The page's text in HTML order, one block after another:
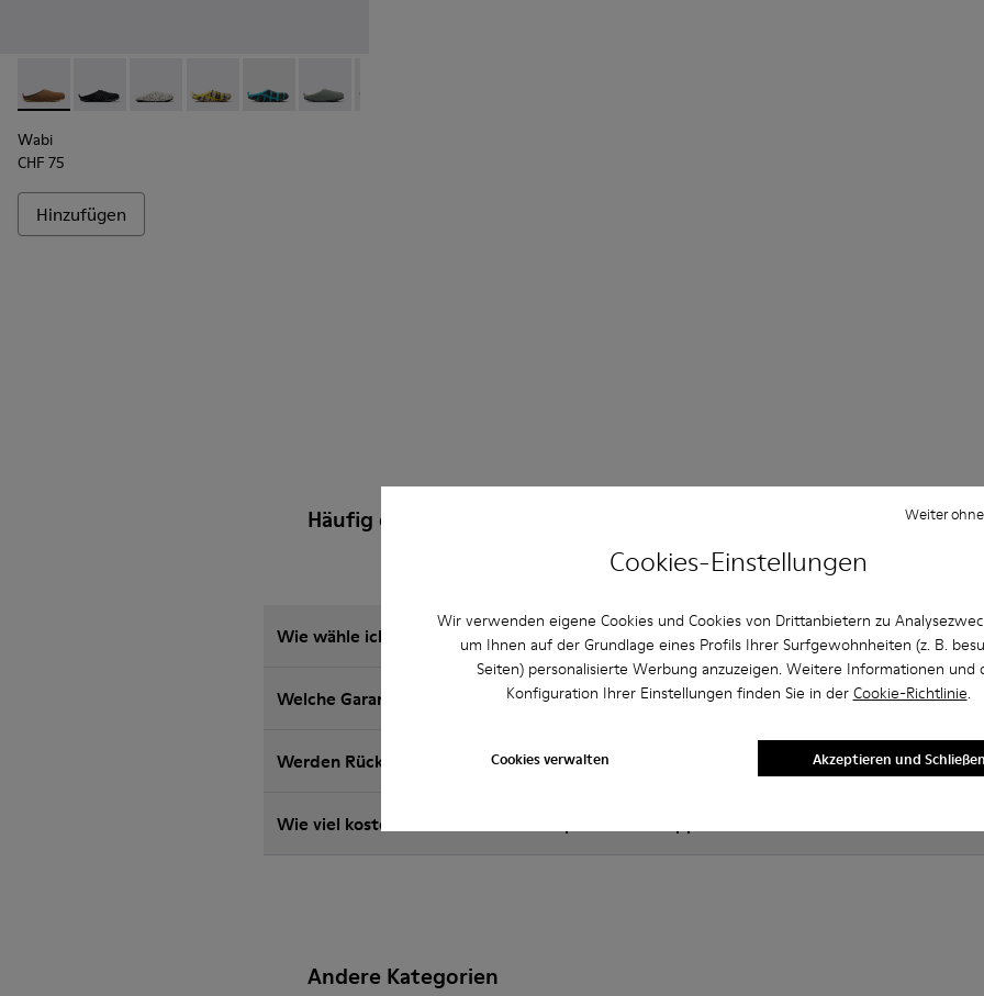
Cookies-Einstellungen
Wir verwenden eigene Cookies und Cookies von Drittanbietern zu
um Ihnen auf der Grundlage eines Profils Ihrer Surfgewohnheiten (z. B.
Seiten) personalisierte Werbung anzuzeigen. Weitere Informationen und
Konfiguration Ihrer Einstellungen finden Sie in der Cookie-Richtlinie.
Cookies verwalten
Weiter
Akzeptieren und Schließen
Wabi - 20889-082 - Brown
Wabi - 20889-144
Wabi - 20889-143
Wabi - 20889-139
Wabi - 20889-138
Wabi - 20889-136
Wabi - 20889-127
Wabi
CHF 75
Hinzufügen
Häufig gestellte Fragen Slipper für Damen
Wie wähle ich die richtige Größe für Camper Schuhe aus?
Welche Garantie für auf der Website von Camper gekaufte Braune Slipper für Damen
Werden Rückgaben bei Camper akzeptiert?
Wie viel kostet der Versand für Camper Braune Slipper für Damen?
Andere Kategorien